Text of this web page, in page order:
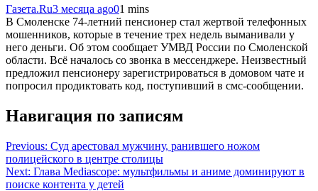
Газета.Ru3 месяца ago01 mins
В Смоленске 74-летний пенсионер стал жертвой телефонных
мошенников, которые в течение трех недель выманивали у
него деньги. Об этом сообщает УМВД России по Смоленской
области. Всё началось со звонка в мессенджере. Неизвестный
предложил пенсионеру зарегистрироваться в домовом чате и
попросил продиктовать код, поступивший в смс-сообщении.
Навигация по записям
Previous: Суд арестовал мужчину, ранившего ножом
полицейского в центре столицы
Next: Глава Mediascope: мультфильмы и аниме доминируют в
поиске контента у детей